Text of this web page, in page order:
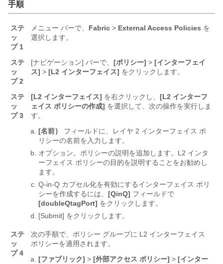
手順
ステ
ッ
プ 1
メニュー バーで、 Fabric > External Access Policies を
選択します。
ステ
ッ
プ 2
[ナビゲーション] バーで、 [ポリシー] > [インターフェイ
ス] > [L2 インターフェイス] をクリックします。
ステ
ッ
プ 3
[L2 インターフェイス] を右クリックし、 [L2 インターフ
ェイス ポリシーの作成] を選択して、次の操作を実行しま
す。
[名前｝
フィールドに、レイヤ 2 インターフェイス ポ
リシーの名前を入力します。
オプション。ポリシーの説明を追加します。L2 インタ
ーフェイス ポリシーの目的を説明することをお勧めし
ます。
Q-in-Q カプセル化を有効にするインターフェイス ポリ
シーを作成するには、 [QinQ] フィールドで
[doubleQtagPort] をクリックします。
[Submit] をクリックします。
ステ
ッ
プ 4
次の手順で、ポリシー グループに L2 インターフェイス
ポリシーを適用されます。
[ファブリック] > [外部アクセス ポリシー] > [インター